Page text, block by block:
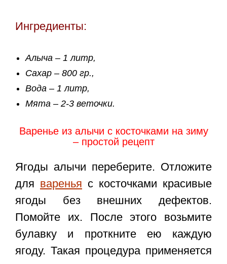
Ингредиенты:
Алыча – 1 литр,
Сахар – 800 гр.,
Вода – 1 литр,
Мята – 2-3 веточки.
Варенье из алычи с косточками на зиму
– простой рецепт
Ягоды алычи переберите. Отложите
для варенья с косточками красивые
ягоды без внешних дефектов.
Помойте их. После этого возьмите
булавку и проткните ею каждую
ягоду. Такая процедура применяется